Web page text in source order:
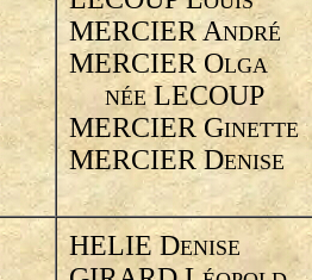
MERCIER ANDRÉ
MERCIER OLGA
NÉELECOUP
MERCIER GINETTE
MERCIER DENISE
HELIE DENISE